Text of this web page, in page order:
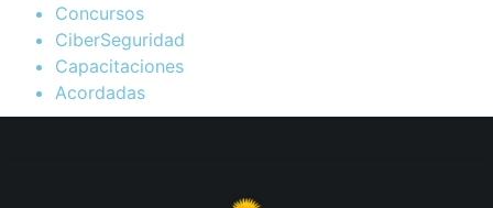
Concursos
CiberSeguridad
Capacitaciones
Acordadas